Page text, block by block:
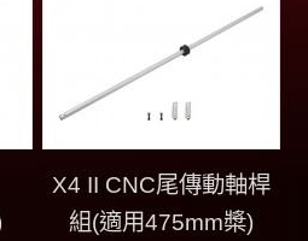
X4 II CNC尾傳動軸桿
組(適用475mm槳)